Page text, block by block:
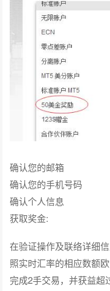
确认您的邮箱
确认您的手机号码
确认个人信息
获取奖金:
在验证操作及联络详细
照实时汇率的相应数额
完成2手交易，并获益超